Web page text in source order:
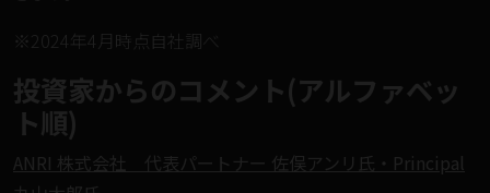
※2024年4月時点自社調べ
投資家からのコメント(アルファベッ
ト順)
ANRI 株式会社 代表パートナー 佐俣アンリ氏・Principal